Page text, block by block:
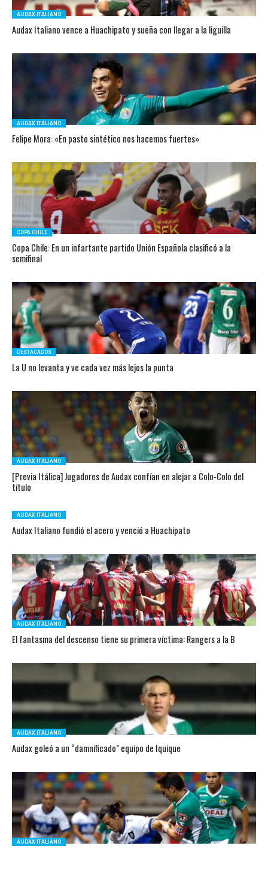
AUDAX ITALIANO
Audax Italiano vence a Huachipato y sueña con llegar a la liguilla
AUDAX ITALIANO
Felipe Mora: «En pasto sintético nos hacemos fuertes»
COPA CHILE
Copa Chile: En un infartante partido Unión Española clasificó a la
semifinal
DESTACADOS
La U no levanta y ve cada vez más lejos la punta
AUDAX ITALIANO
[Previa Itálica] Jugadores de Audax confían en alejar a Colo-Colo del
título
AUDAX ITALIANO
Audax Italiano fundió el acero y venció a Huachipato
AUDAX ITALIANO
El fantasma del descenso tiene su primera víctima: Rangers a la B
AUDAX ITALIANO
Audax goleó a un “damnificado” equipo de Iquique
AUDAX ITALIANO